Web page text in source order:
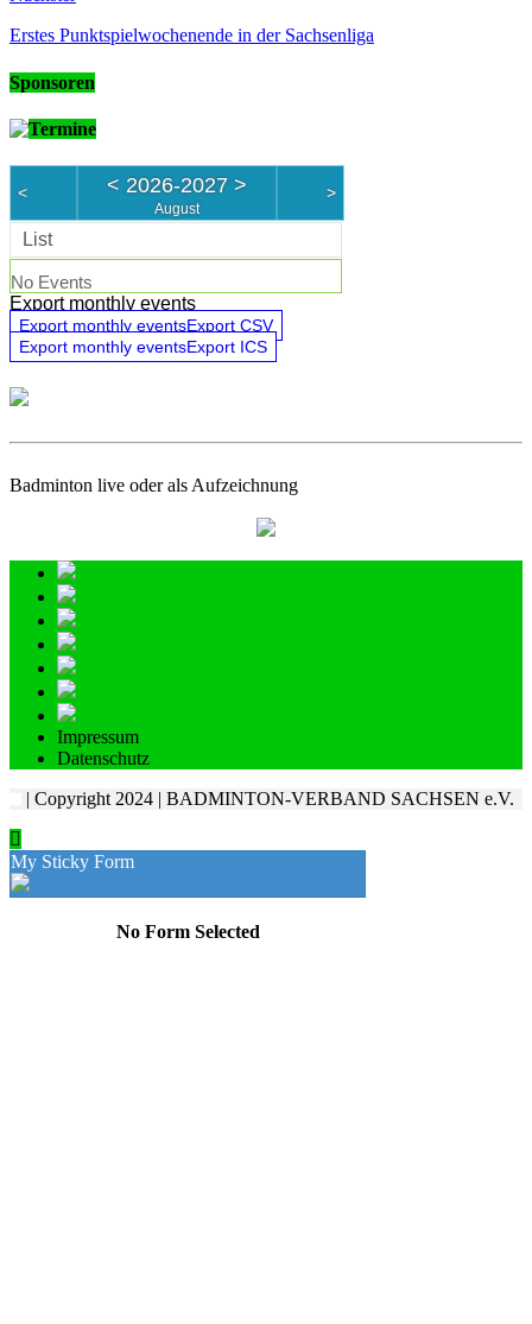
Erstes Punktspielwochenende in der Sachsenliga
Sponsoren
Termine
< < 2026-2027 >
August
>
List
No Events
Export monthly events
Export monthly eventsExport CSV
Export monthly eventsExport ICS
Badminton live oder als Aufzeichnung
Impressum
Datenschutz
| Copyright 2024 | BADMINTON-VERBAND SACHSEN e.V.
My Sticky Form
No Form Selected